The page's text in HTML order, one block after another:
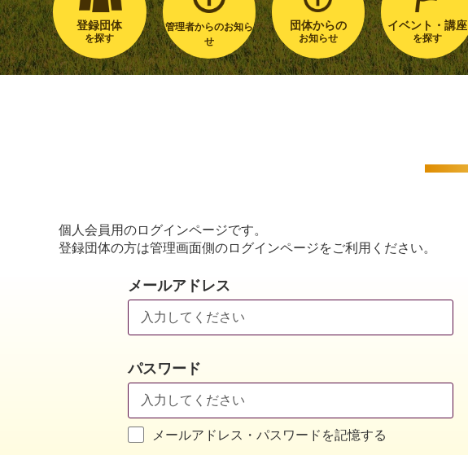
登録団体
を探す
管理者からのお知ら
せ
団体からの
お知らせ
イベント・講座
を探す
個人会員用のログインページです。
登録団体の方は管理画面側のログインページをご利用ください。
メールアドレス
パスワード
メールアドレス・パスワードを記憶する